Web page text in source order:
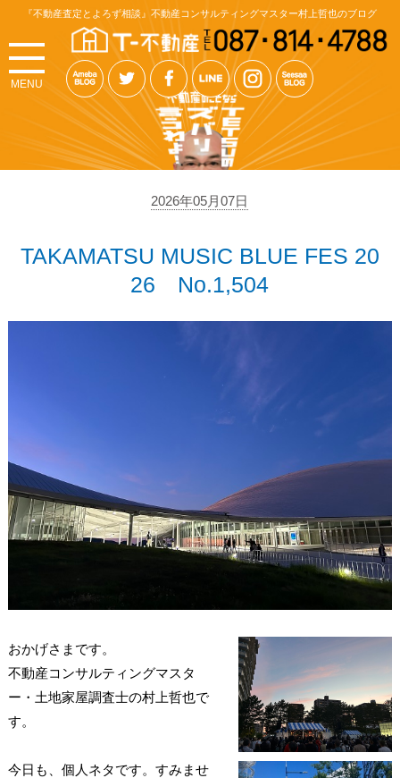
『不動産査定とよろず相談』不動産コンサルティングマスター村上哲也のブログ
MENU
2026年05月07日
TAKAMATSU MUSIC BLUE FES 20
26 No.1,504
おかげさまです。
不動産コンサルティングマスタ
ー・土地家屋調査士の村上哲也で
す。
今日も、個人ネタです。すみませ